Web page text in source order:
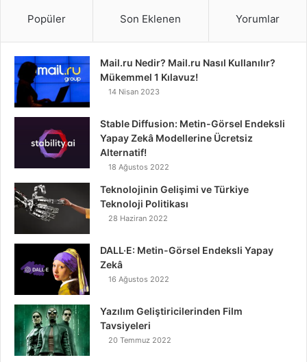
Popüler Son Eklenen Yorumlar
Mail.ru Nedir? Mail.ru Nasıl Kullanılır?
Mükemmel 1 Kılavuz!
14 Nisan 2023
Stable Diffusion: Metin-Görsel Endeksli
Yapay Zekâ Modellerine Ücretsiz
Alternatif!
18 Ağustos 2022
Teknolojinin Gelişimi ve Türkiye
Teknoloji Politikası
28 Haziran 2022
DALL·E: Metin-Görsel Endeksli Yapay
Zekâ
16 Ağustos 2022
Yazılım Geliştiricilerinden Film
Tavsiyeleri
20 Temmuz 2022